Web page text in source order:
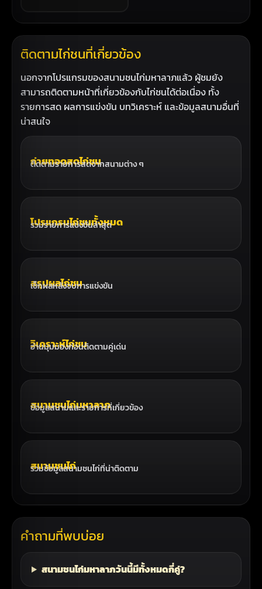
ติดตามไก่ชนที่เกี่ยวข้อง
นอกจากโปรแกรมของสนามชนไก่มหาลาภแล้ว ผู้ชมยัง
สามารถติดตามหน้าที่เกี่ยวข้องกับไก่ชนได้ต่อเนื่อง ทั้ง
รายการสด ผลการแข่งขัน บทวิเคราะห์ และข้อมูลสนามอื่นที่
น่าสนใจ
ถ่ายทอดสดไก่ชน
ติดตามรายการสดจากสนามต่าง ๆ
โปรแกรมไก่ชนทั้งหมด
รวมรายการแข่งขันล่าสุด
สรุปผลไก่ชน
เช็กผลหลังจบการแข่งขัน
วิเคราะห์ไก่ชน
อ่านมุมมองก่อนติดตามคู่เด่น
สนามชนไก่มหาลาภ
ข้อมูลสนามและรายการที่เกี่ยวข้อง
สนามชนไก่
รวมข้อมูลสนามชนไก่ที่น่าติดตาม
คำถามที่พบบ่อย
สนามชนไก่มหาลาภวันนี้มีทั้งหมดกี่คู่?